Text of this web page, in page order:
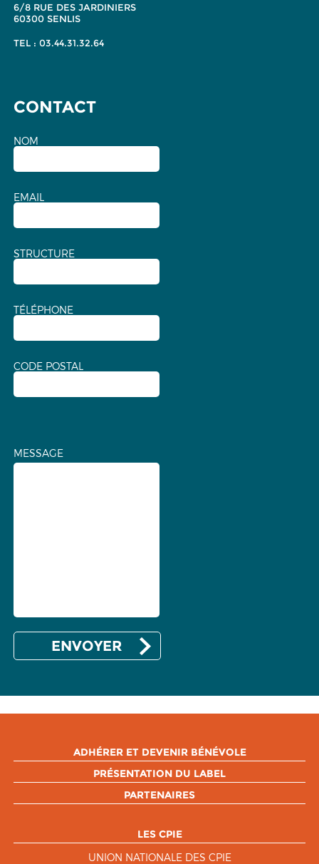
6/8 RUE DES JARDINIERS
60300 SENLIS
TEL : 03.44.31.32.64
CONTACT
NOM
EMAIL
STRUCTURE
TÉLÉPHONE
CODE POSTAL
MESSAGE
ADHÉRER ET DEVENIR BÉNÉVOLE
PRÉSENTATION DU LABEL
PARTENAIRES
LES CPIE
UNION NATIONALE DES CPIE